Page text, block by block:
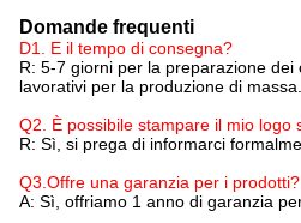
Domande frequenti
D1. E il tempo di consegna?
R: 5-7 giorni per la preparazione
lavorativi per la produzione di massa.
Q2. È possibile stampare il mio logo
R: Sì, si prega di informarci
Q3.Offre una garanzia per i prodotti?
A: Sì, offriamo 1 anno di garanzia